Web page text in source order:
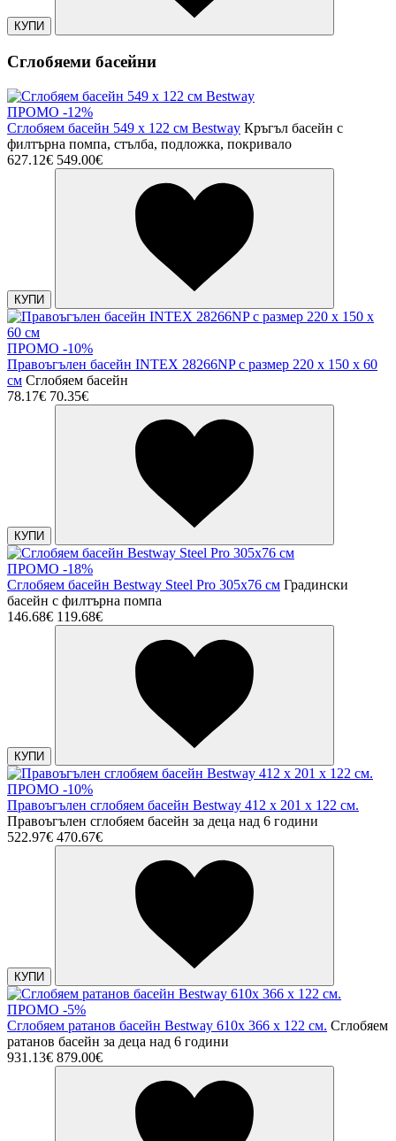
КУПИ
Сглобяеми басейни
ПРОМО -12%
Сглобяем басейн 549 х 122 см Bestway Кръгъл басейн с
филтърна помпа, стълба, подложка, покривало
627.12€ 549.00€
КУПИ
ПРОМО -10%
Правоъгълен басейн INTEX 28266NP с размер 220 x 150 x 60
см Сглобяем басейн
78.17€ 70.35€
КУПИ
ПРОМО -18%
Сглобяем басейн Bestway Steel Pro 305x76 см Градински
басейн с филтърна помпа
146.68€ 119.68€
КУПИ
ПРОМО -10%
Правоъгълен сглобяем басейн Bestway 412 х 201 х 122 см.
Правоъгълен сглобяем басейн за деца над 6 години
522.97€ 470.67€
КУПИ
ПРОМО -5%
Сглобяем ратанов басейн Bestway 610x 366 х 122 см. Сглобяем
ратанов басейн за деца над 6 години
931.13€ 879.00€